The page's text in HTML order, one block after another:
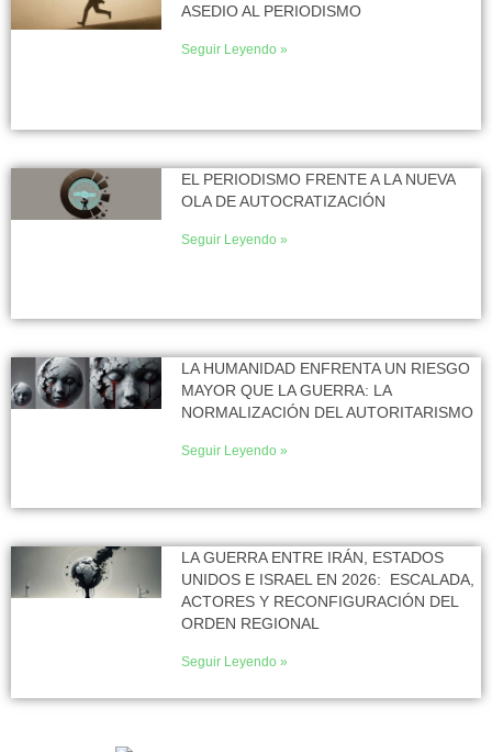
ASEDIO AL PERIODISMO
Seguir Leyendo »
EL PERIODISMO FRENTE A LA NUEVA
OLA DE AUTOCRATIZACIÓN
Seguir Leyendo »
LA HUMANIDAD ENFRENTA UN RIESGO
MAYOR QUE LA GUERRA: LA
NORMALIZACIÓN DEL AUTORITARISMO
Seguir Leyendo »
LA GUERRA ENTRE IRÁN, ESTADOS
UNIDOS E ISRAEL EN 2026: ESCALADA,
ACTORES Y RECONFIGURACIÓN DEL
ORDEN REGIONAL
Seguir Leyendo »